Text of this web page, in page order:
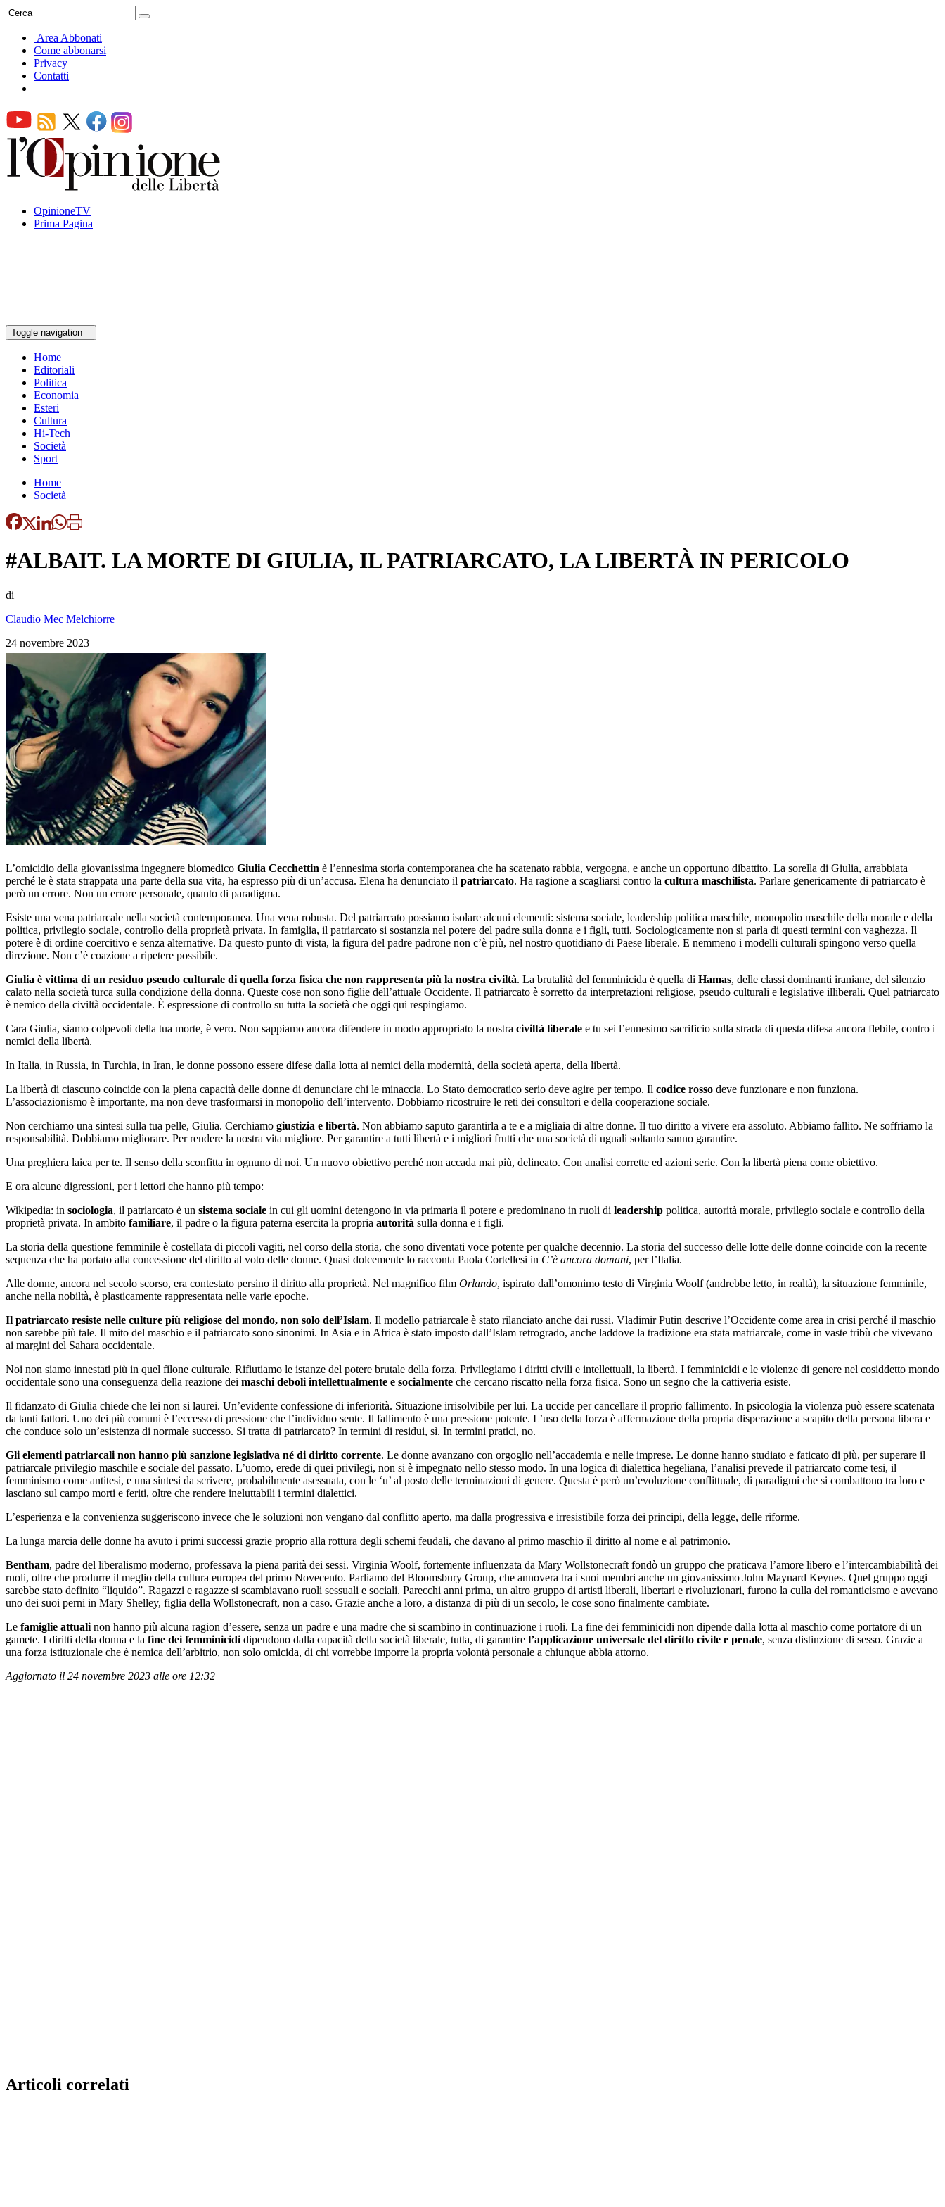
Area Abbonati
Come abbonarsi
Privacy
Contatti
OpinioneTV
Prima Pagina
Toggle navigation
Home
Editoriali
Politica
Economia
Esteri
Cultura
Hi-Tech
Società
Sport
Home
Società
#ALBAIT. LA MORTE DI GIULIA, IL PATRIARCATO, LA LIBERTÀ IN PERICOLO
di
Claudio Mec Melchiorre
24 novembre 2023
L’omicidio della giovanissima ingegnere biomedico Giulia Cecchettin è l’ennesima storia contemporanea che ha scatenato rabbia, vergogna, e anche un opportuno dibattito. La sorella di Giulia, arrabbiata
perché le è stata strappata una parte della sua vita, ha espresso più di un’accusa. Elena ha denunciato il patriarcato. Ha ragione a scagliarsi contro la cultura maschilista. Parlare genericamente di patriarcato è
però un errore. Non un errore personale, quanto di paradigma.
Esiste una vena patriarcale nella società contemporanea. Una vena robusta. Del patriarcato possiamo isolare alcuni elementi: sistema sociale, leadership politica maschile, monopolio maschile della morale e della
politica, privilegio sociale, controllo della proprietà privata. In famiglia, il patriarcato si sostanzia nel potere del padre sulla donna e i figli, tutti. Sociologicamente non si parla di questi termini con vaghezza. Il
potere è di ordine coercitivo e senza alternative. Da questo punto di vista, la figura del padre padrone non c’è più, nel nostro quotidiano di Paese liberale. E nemmeno i modelli culturali spingono verso quella
direzione. Non c’è coazione a ripetere possibile.
Giulia è vittima di un residuo pseudo culturale di quella forza fisica che non rappresenta più la nostra civiltà. La brutalità del femminicida è quella di Hamas, delle classi dominanti iraniane, del silenzio
calato nella società turca sulla condizione della donna. Queste cose non sono figlie dell’attuale Occidente. Il patriarcato è sorretto da interpretazioni religiose, pseudo culturali e legislative illiberali. Quel patriarcato
è nemico della civiltà occidentale. È espressione di controllo su tutta la società che oggi qui respingiamo.
Cara Giulia, siamo colpevoli della tua morte, è vero. Non sappiamo ancora difendere in modo appropriato la nostra civiltà liberale e tu sei l’ennesimo sacrificio sulla strada di questa difesa ancora flebile, contro i
nemici della libertà.
In Italia, in Russia, in Turchia, in Iran, le donne possono essere difese dalla lotta ai nemici della modernità, della società aperta, della libertà.
La libertà di ciascuno coincide con la piena capacità delle donne di denunciare chi le minaccia. Lo Stato democratico serio deve agire per tempo. Il codice rosso deve funzionare e non funziona.
L’associazionismo è importante, ma non deve trasformarsi in monopolio dell’intervento. Dobbiamo ricostruire le reti dei consultori e della cooperazione sociale.
Non cerchiamo una sintesi sulla tua pelle, Giulia. Cerchiamo giustizia e libertà. Non abbiamo saputo garantirla a te e a migliaia di altre donne. Il tuo diritto a vivere era assoluto. Abbiamo fallito. Ne soffriamo la
responsabilità. Dobbiamo migliorare. Per rendere la nostra vita migliore. Per garantire a tutti libertà e i migliori frutti che una società di uguali soltanto sanno garantire.
Una preghiera laica per te. Il senso della sconfitta in ognuno di noi. Un nuovo obiettivo perché non accada mai più, delineato. Con analisi corrette ed azioni serie. Con la libertà piena come obiettivo.
E ora alcune digressioni, per i lettori che hanno più tempo:
Wikipedia: in sociologia, il patriarcato è un sistema sociale in cui gli uomini detengono in via primaria il potere e predominano in ruoli di leadership politica, autorità morale, privilegio sociale e controllo della
proprietà privata. In ambito familiare, il padre o la figura paterna esercita la propria autorità sulla donna e i figli.
La storia della questione femminile è costellata di piccoli vagiti, nel corso della storia, che sono diventati voce potente per qualche decennio. La storia del successo delle lotte delle donne coincide con la recente
sequenza che ha portato alla concessione del diritto al voto delle donne. Quasi dolcemente lo racconta Paola Cortellesi in C’è ancora domani, per l’Italia.
Alle donne, ancora nel secolo scorso, era contestato persino il diritto alla proprietà. Nel magnifico film Orlando, ispirato dall’omonimo testo di Virginia Woolf (andrebbe letto, in realtà), la situazione femminile,
anche nella nobiltà, è plasticamente rappresentata nelle varie epoche.
Il patriarcato resiste nelle culture più religiose del mondo, non solo dell’Islam. Il modello patriarcale è stato rilanciato anche dai russi. Vladimir Putin descrive l’Occidente come area in crisi perché il maschio
non sarebbe più tale. Il mito del maschio e il patriarcato sono sinonimi. In Asia e in Africa è stato imposto dall’Islam retrogrado, anche laddove la tradizione era stata matriarcale, come in vaste tribù che vivevano
ai margini del Sahara occidentale.
Noi non siamo innestati più in quel filone culturale. Rifiutiamo le istanze del potere brutale della forza. Privilegiamo i diritti civili e intellettuali, la libertà. I femminicidi e le violenze di genere nel cosiddetto mondo
occidentale sono una conseguenza della reazione dei maschi deboli intellettualmente e socialmente che cercano riscatto nella forza fisica. Sono un segno che la cattiveria esiste.
Il fidanzato di Giulia chiede che lei non si laurei. Un’evidente confessione di inferiorità. Situazione irrisolvibile per lui. La uccide per cancellare il proprio fallimento. In psicologia la violenza può essere scatenata
da tanti fattori. Uno dei più comuni è l’eccesso di pressione che l’individuo sente. Il fallimento è una pressione potente. L’uso della forza è affermazione della propria disperazione a scapito della persona libera e
che conduce solo un’esistenza di normale successo. Si tratta di patriarcato? In termini di residui, sì. In termini pratici, no.
Gli elementi patriarcali non hanno più sanzione legislativa né di diritto corrente. Le donne avanzano con orgoglio nell’accademia e nelle imprese. Le donne hanno studiato e faticato di più, per superare il
patriarcale privilegio maschile e sociale del passato. L’uomo, erede di quei privilegi, non si è impegnato nello stesso modo. In una logica di dialettica hegeliana, l’analisi prevede il patriarcato come tesi, il
femminismo come antitesi, e una sintesi da scrivere, probabilmente asessuata, con le ‘u’ al posto delle terminazioni di genere. Questa è però un’evoluzione conflittuale, di paradigmi che si combattono tra loro e
lasciano sul campo morti e feriti, oltre che rendere ineluttabili i termini dialettici.
L’esperienza e la convenienza suggeriscono invece che le soluzioni non vengano dal conflitto aperto, ma dalla progressiva e irresistibile forza dei principi, della legge, delle riforme.
La lunga marcia delle donne ha avuto i primi successi grazie proprio alla rottura degli schemi feudali, che davano al primo maschio il diritto al nome e al patrimonio.
Bentham, padre del liberalismo moderno, professava la piena parità dei sessi. Virginia Woolf, fortemente influenzata da Mary Wollstonecraft fondò un gruppo che praticava l’amore libero e l’intercambiabilità dei
ruoli, oltre che produrre il meglio della cultura europea del primo Novecento. Parliamo del Bloomsbury Group, che annovera tra i suoi membri anche un giovanissimo John Maynard Keynes. Quel gruppo oggi
sarebbe stato definito “liquido”. Ragazzi e ragazze si scambiavano ruoli sessuali e sociali. Parecchi anni prima, un altro gruppo di artisti liberali, libertari e rivoluzionari, furono la culla del romanticismo e avevano
uno dei suoi perni in Mary Shelley, figlia della Wollstonecraft, non a caso. Grazie anche a loro, a distanza di più di un secolo, le cose sono finalmente cambiate.
Le famiglie attuali non hanno più alcuna ragion d’essere, senza un padre e una madre che si scambino in continuazione i ruoli. La fine dei femminicidi non dipende dalla lotta al maschio come portatore di un
gamete. I diritti della donna e la fine dei femminicidi dipendono dalla capacità della società liberale, tutta, di garantire l’applicazione universale del diritto civile e penale, senza distinzione di sesso. Grazie a
una forza istituzionale che è nemica dell’arbitrio, non solo omicida, di chi vorrebbe imporre la propria volontà personale a chiunque abbia attorno.
Aggiornato il 24 novembre 2023 alle ore 12:32
Articoli correlati